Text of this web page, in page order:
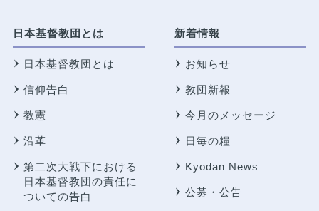
日本基督教団とは
日本基督教団とは
信仰告白
教憲
沿革
第二次大戦下における
日本基督教団の責任に
ついての告白
新着情報
お知らせ
教団新報
今月のメッセージ
日毎の糧
Kyodan News
公募・公告